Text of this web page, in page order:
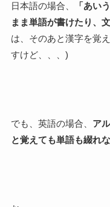
日本語の場合、
「あい
まま単語が書けたり、
は、そのあと漢字を覚
すけど、、、)
でも、英語の場合、 ア
と覚えても単語も綴れ